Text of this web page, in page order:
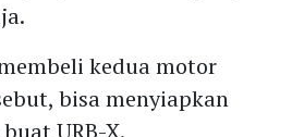
kedua motor
bisa menyiapkan